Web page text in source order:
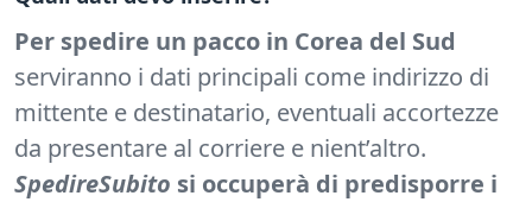
Per spedire un pacco in Corea del Sud
serviranno i dati principali come indirizzo di
mittente e destinatario, eventuali accortezze
da presentare al corriere e nient’altro.
SpedireSubito si occuperà di predisporre i